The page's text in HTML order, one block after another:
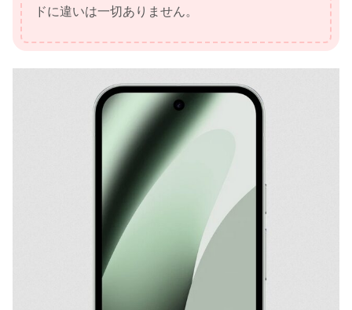
ドに違いは一切ありません。